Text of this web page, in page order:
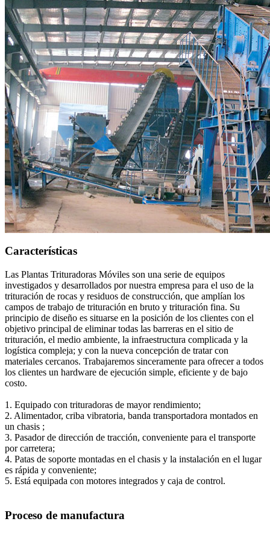
Características
Las Plantas Trituradoras Móviles son una serie de equipos
investigados y desarrollados por nuestra empresa para el uso de la
trituración de rocas y residuos de construcción, que amplían los
campos de trabajo de trituración en bruto y trituración fina. Su
principio de diseño es situarse en la posición de los clientes con el
objetivo principal de eliminar todas las barreras en el sitio de
trituración, el medio ambiente, la infraestructura complicada y la
logística compleja; y con la nueva concepción de tratar con
materiales cercanos. Trabajaremos sinceramente para ofrecer a todos
los clientes un hardware de ejecución simple, eficiente y de bajo
costo.
1. Equipado con trituradoras de mayor rendimiento;
2. Alimentador, criba vibratoria, banda transportadora montados en
un chasis ;
3. Pasador de dirección de tracción, conveniente para el transporte
por carretera;
4. Patas de soporte montadas en el chasis y la instalación en el lugar
es rápida y conveniente;
5. Está equipada con motores integrados y caja de control.
Proceso de manufactura